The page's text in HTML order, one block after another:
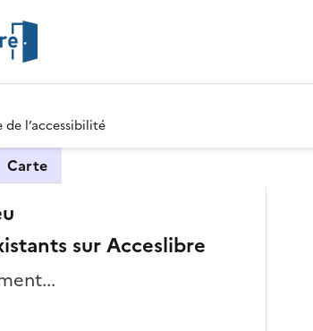
l’accessibilité
Carte
sur Acceslibre